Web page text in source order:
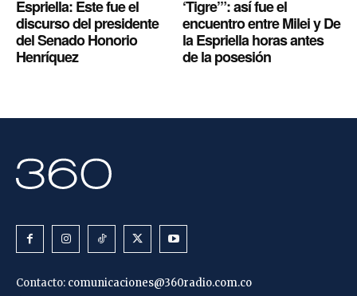
Espriella: Este fue el
discurso del presidente
del Senado Honorio
Henríquez
‘Tigre’”: así fue el
encuentro entre Milei y De
la Espriella horas antes
de la posesión
Contacto: comunicaciones@360radio.com.co